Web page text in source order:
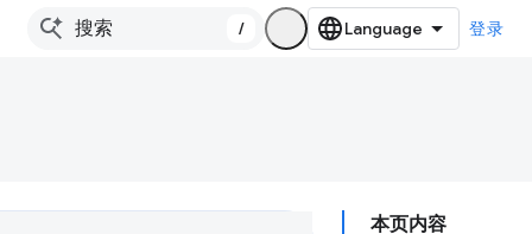
/ 登录
本页内容